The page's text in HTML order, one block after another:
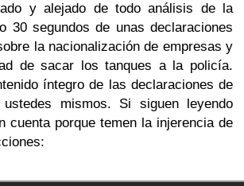
y alejado de todo análisis de la
30 segundos de unas declaraciones
la nacionalización de empresas y
de sacar los tanques a la policía.
íntegro de las declaraciones de
mismos. Si siguen leyendo
cuenta porque temen la injerencia de